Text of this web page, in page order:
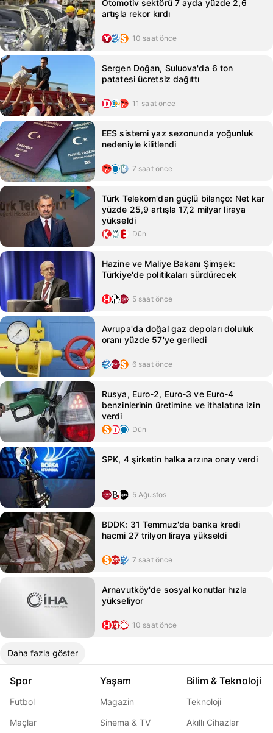
Otomotiv sektörü 7 ayda yüzde 2,6
artışla rekor kırdı
10 saat önce
Sergen Doğan, Suluova'da 6 ton
patatesi ücretsiz dağıttı
11 saat önce
EES sistemi yaz sezonunda yoğunluk
nedeniyle kilitlendi
7 saat önce
Türk Telekom'dan güçlü bilanço: Net kar
yüzde 25,9 artışla 17,2 milyar liraya
yükseldi
Dün
Hazine ve Maliye Bakanı Şimşek:
Türkiye'de politikaları sürdürecek
5 saat önce
Avrupa'da doğal gaz depoları doluluk
oranı yüzde 57'ye geriledi
6 saat önce
Rusya, Euro-2, Euro-3 ve Euro-4
benzinlerinin üretimine ve ithalatına izin
verdi
Dün
SPK, 4 şirketin halka arzına onay verdi
5 Ağustos
BDDK: 31 Temmuz'da banka kredi
hacmi 27 trilyon liraya yükseldi
7 saat önce
Arnavutköy'de sosyal konutlar hızla
yükseliyor
10 saat önce
Daha fazla göster
Spor
Futbol
Maçlar
Yaşam
Magazin
Sinema & TV
Bilim & Teknoloji
Teknoloji
Akıllı Cihazlar